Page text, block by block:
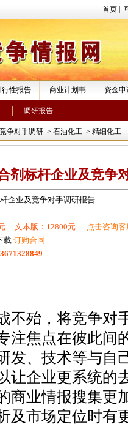
首页
行性报告 商业计划书 资金
调研报告
争对手调研 > 石油化工 > 精细化工
剂标杆企业及竞争
企业及竞争对手调研报告
文本版：12800元
点击咨询客
载 订购合同
殆，将竞争对
注焦点在彼此间
发、技术等与自
让企业更系统的
商业情报搜集更
及市场定位时有